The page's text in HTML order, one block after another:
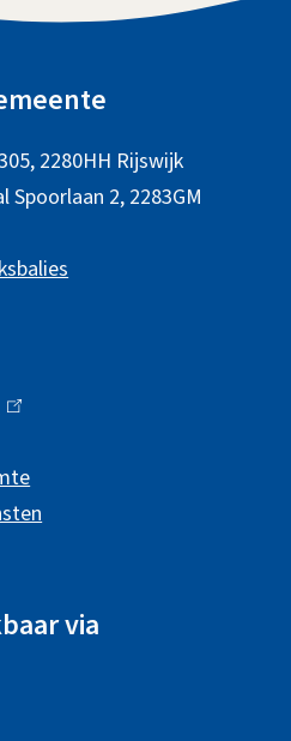
2280HH Rijswijk
Spoorlaan 2, 2283GM
i
n
s
via